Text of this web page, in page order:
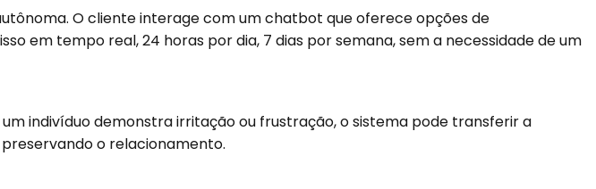
O cliente interage com um chatbot que oferece opções de
em tempo real, 24 horas por dia, 7 dias por semana, sem a necessidade de um
indivíduo demonstra irritação ou frustração, o sistema pode transferir a
o relacionamento.